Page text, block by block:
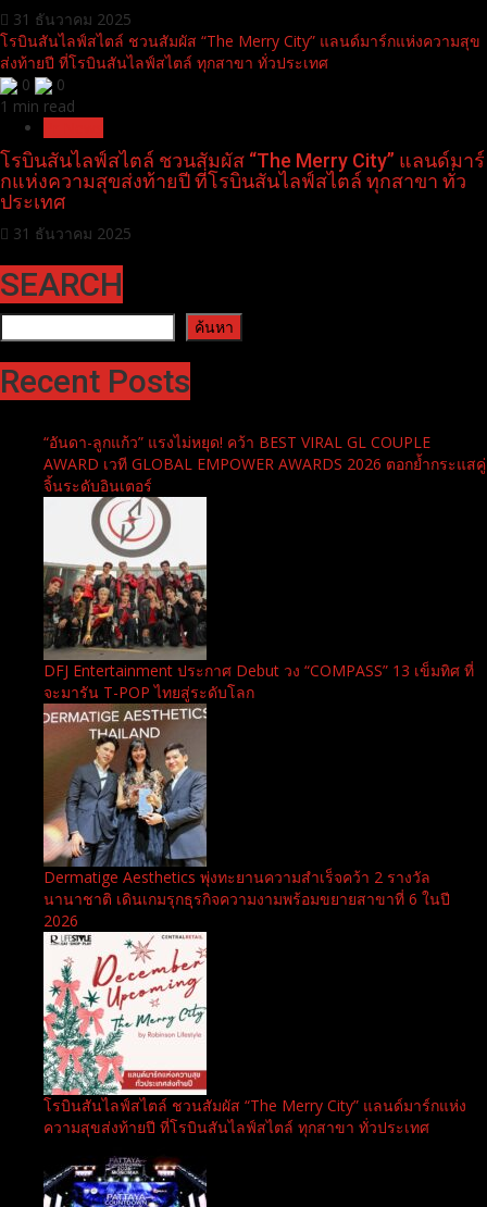
31 ธันวาคม 2025
โรบินสันไลฟ์สไตล์ ชวนสัมผัส “The Merry City” แลนด์มาร์กแห่งความสุข
ส่งท้ายปี ที่โรบินสันไลฟ์สไตล์ ทุกสาขา ทั่วประเทศ
0
0
1 min read
โรบินสันไลฟ์สไตล์ ชวนสัมผัส “The Merry City” แลนด์มาร์
กแห่งความสุขส่งท้ายปี ที่โรบินสันไลฟ์สไตล์ ทุกสาขา ทั่ว
ประเทศ
31 ธันวาคม 2025
SEARCH
ค้นหา ค้นหา
Recent Posts
“อันดา-ลูกแก้ว” แรงไม่หยุด! คว้า BEST VIRAL GL COUPLE
AWARD เวที GLOBAL EMPOWER AWARDS 2026 ตอกย้ำกระแสคู่
จิ้นระดับอินเตอร์
DFJ Entertainment ประกาศ Debut วง “COMPASS” 13 เข็มทิศ ที่
จะมารัน T-POP ไทยสู่ระดับโลก
Dermatige Aesthetics พุ่งทะยานความสำเร็จคว้า 2 รางวัล
นานาชาติ เดินเกมรุกธุรกิจความงามพร้อมขยายสาขาที่ 6 ในปี
2026
โรบินสันไลฟ์สไตล์ ชวนสัมผัส “The Merry City” แลนด์มาร์กแห่ง
ความสุขส่งท้ายปี ที่โรบินสันไลฟ์สไตล์ ทุกสาขา ทั่วประเทศ